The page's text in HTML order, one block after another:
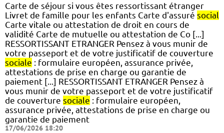
Carte de séjour si vous êtes ressortissant étranger
Livret de famille pour les enfants Carte d'assuré social
Carte vitale ou attestation de droit en cours de
validité Carte de mutuelle ou attestation de Co [...]
RESSORTISSANT ETRANGER Pensez à vous munir de
votre passeport et de votre justificatif de couverture
sociale : formulaire européen, assurance privée,
attestations de prise en charge ou garantie de
paiement [...] RESSORTISSANT ETRANGER Pensez à
vous munir de votre passeport et de votre justificatif
de couverture sociale : formulaire européen,
assurance privée, attestations de prise en charge ou
garantie de paiement
17/06/2026 18:20